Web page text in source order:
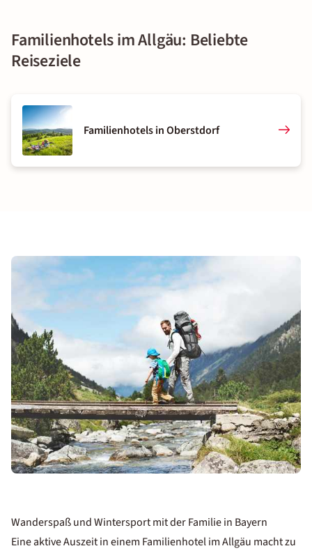
Familienhotels im Allgäu: Beliebte
Reiseziele
Familienhotels in Oberstdorf
Wanderspaß und Wintersport mit der Familie in Bayern
Eine aktive Auszeit in einem Familienhotel im Allgäu macht zu